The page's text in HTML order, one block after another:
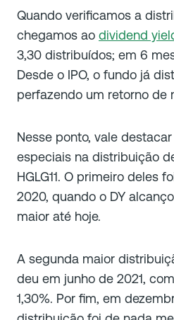
Quando verificamos a
chegamos ao dividend
3,30 distribuídos; em 6
Desde o IPO, o fundo já
perfazendo um retorno de
Nesse ponto, vale
especiais na distribuição
HGLG11. O primeiro deles
2020, quando o DY
maior até hoje.
A segunda maior
deu em junho de 2021,
1,30%. Por fim, em